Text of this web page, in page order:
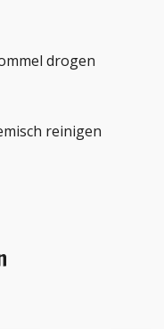
drogen
reinigen